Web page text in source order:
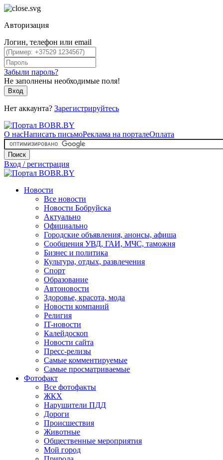
Авторизация
Логин, телефон или email
Забыли пароль?
Не заполнены необходимые поля!
Вход
Нет аккаунта? Зарегистрируйтесь
О насНаписать письмоРеклама на порталеОплата
Поиск
Вход / регистрация
Новости
Все новости
Новости Бобруйска
Актуально
Официально
Городские объявления, анонсы, афиша
Сообщения УВД, ГАИ, МЧС, таможня
Бизнес и политика
Культура, отдых, развлечения
Спорт
Образование
Автоновости
Здоровье, красота, мода
Новости компаний
Религия
IT-новости
Калейдоскоп
Новости сайта
Пресс-релизы
Самые комментируемые
Самые просматриваемые
Фотофакт
Все фотофакты
ЖКХ
Нарушители ПДД
Дороги
Происшествия
Животные
Общественные мероприятия
Мой город